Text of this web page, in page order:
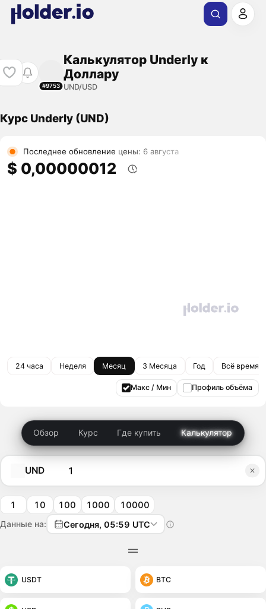
#9753
Калькулятор Underly к
Доллару
UND/USD
Курс Underly (UND)
Последнее обновление цены: 6 августа
$ 0,00000012
24 часа Неделя Месяц 3 Месяца Год Всё время
Макс / Мин Профиль объёма
Обзор Курс Где купить Калькулятор
UND
1 10 100 1000 10000
Данные на: Сегодня, 05:59 UTC
USDT BTC